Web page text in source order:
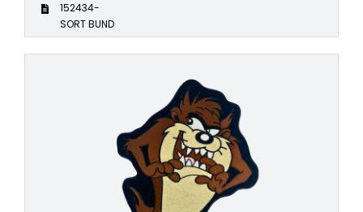
152434-
SORT BUND